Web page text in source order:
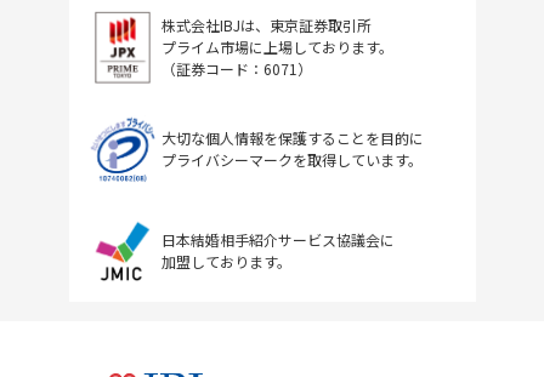
株式会社IBJは、東京証券取引所
プライム市場に上場しております。
（証券コード：6071）
大切な個人情報を保護することを目的に
プライバシーマークを取得しています。
日本結婚相手紹介サービス協議会に
加盟しております。